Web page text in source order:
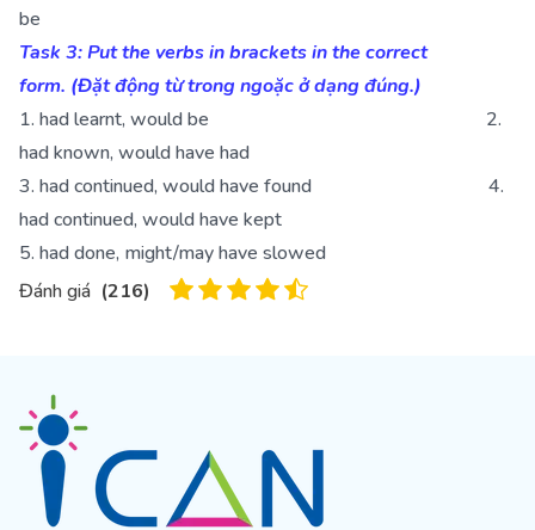
be
Task 3: Put the verbs in brackets in the correct
form. (Đặt động từ trong ngoặc ở dạng đúng.)
1. had learnt, would be 2.
had known, would have had
3. had continued, would have found 4.
had continued, would have kept
5. had done, might/may have slowed
Đánh giá (216)